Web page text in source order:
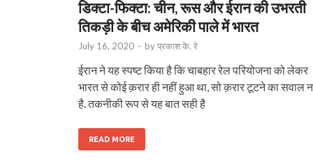
डिक्टा-फिक्टा: चीन, रूस और ईरान की उभरती
तिकड़ी के बीच अमेरिकी पाले में भारत
July 16, 2020 - byप्रकाश के. रे
ईरान ने यह स्पष्ट किया है कि चाबहार रेल परियोजना को लेकर
भारत से कोई क़रार ही नहीं हुआ था, सो क़रार टूटने का सवाल
है. तकनीकी रूप से यह बात सही है
READ MORE